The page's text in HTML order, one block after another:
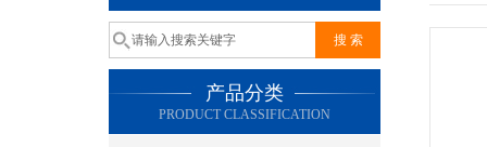
产品分类
PRODUCT CLASSIFICATION